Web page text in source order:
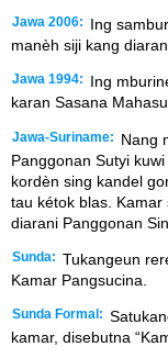
Jawa 2006:
Ing
manèh siji kang
Jawa 1994:
Ing
karan Sasana
Jawa-Suriname:
Nang
Panggonan Sutyi
kordèn sing kandel
tau kétok blas.
diarani Panggonan
Sunda: Tukangeun
Kamar Pangsucina.
Sunda Formal:
kamar, disebutna